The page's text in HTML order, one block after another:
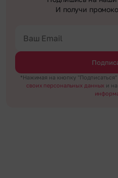
И получи
*Нажимая на кнопку "Подписаться"
своих персональных данных и на